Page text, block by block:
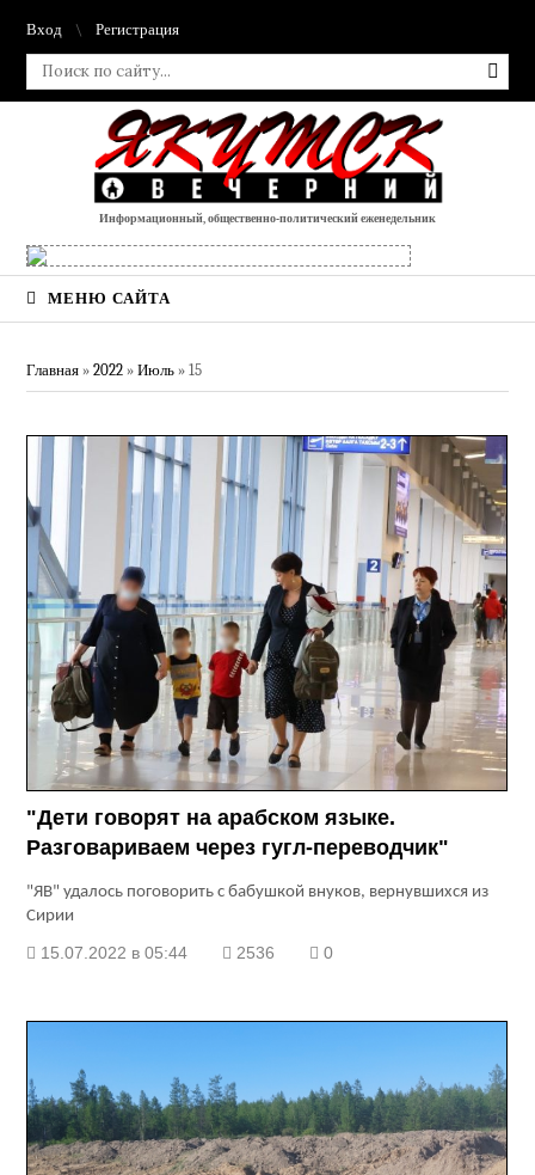
Вход Регистрация
Информационный, общественно-политический еженедельник
МЕНЮ САЙТА
Главная »2022 » Июль » 15
"Дети говорят на арабском языке.
Разговариваем через гугл-переводчик"
"ЯВ" удалось поговорить с бабушкой внуков, вернувшихся из
Сирии
15.07.2022 в 05:44 2536 0